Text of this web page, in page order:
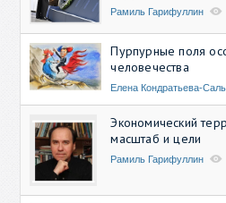
Рамиль Гарифуллин
Пурпурные поля
человечества
Елена Кондратьева-
Экономический
масштаб и цели
Рамиль Гарифуллин